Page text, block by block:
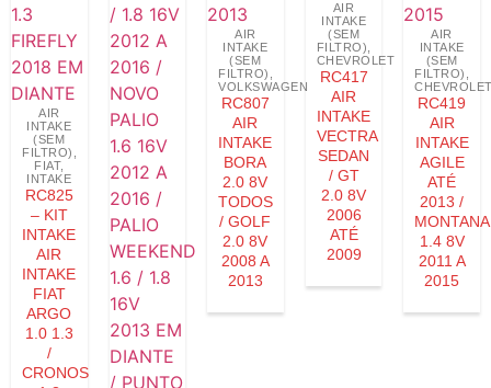
AIR
INTAKE
(SEM
FILTRO)
FIAT,
INTAKE
RC825
– KIT
INTAKE
AIR
INTAKE
FIAT
ARGO
1.0 1.3
/
CRONOS
AIR
INTAKE
(SEM
FILTRO)
VOLKSWAGEN
RC807
AIR
INTAKE
BORA
2.0 8V
TODOS
/ GOLF
2.0 8V
2008 A
2013
AIR
INTAKE
(SEM
FILTRO)
CHEVROLET
RC417
AIR
INTAKE
VECTRA
SEDAN
/ GT
2.0 8V
2006
ATÉ
2009
AIR
INTAKE
(SEM
FILTRO)
RC419
AIR
INTAKE
AGILE
ATÉ
2013 /
MONTANA
1.4 8V
2011 A
2015